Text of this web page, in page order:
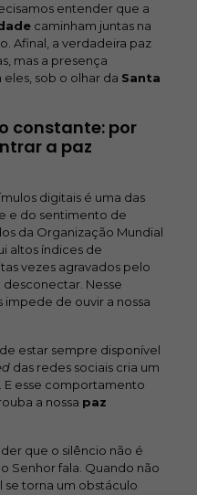
entender que a
caminham juntas na
Afinal, a verdadeira paz
mas a presença
sob o olhar da Santa
constante: por
a paz
digitais é uma das
e do sentimento de
da Organização Mundial
altos índices de
vezes agravados pelo
Nesse
impede de ouvir a nossa
estar sempre disponível
das redes sociais cria um
esse comportamento
a nossa paz
que o silêncio não é
Senhor fala. Quando não
se torna um obstáculo